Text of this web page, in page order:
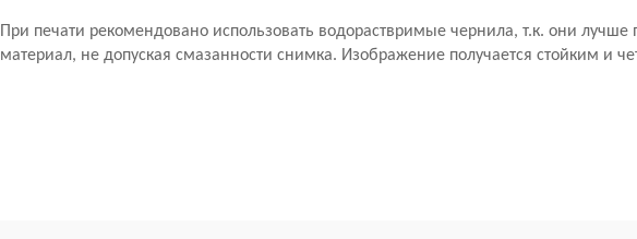
При печати рекомендовано использовать водораствримые чернила, т.к. они лучше
материал, не допуская смазанности снимка. Изображение получается стойким и